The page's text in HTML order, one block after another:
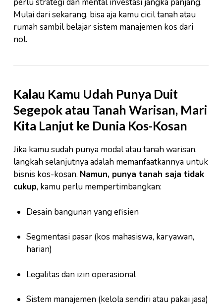
Mulai dari sekarang, bisa aja kamu cicil tanah atau
rumah sambil belajar sistem manajemen kos dari
nol.
Kalau Kamu Udah Punya Duit
Segepok atau Tanah Warisan, Mari
Kita Lanjut ke Dunia Kos-Kosan
Jika kamu sudah punya modal atau tanah warisan,
langkah selanjutnya adalah memanfaatkannya untuk
bisnis kos-kosan. Namun, punya tanah saja tidak
cukup, kamu perlu mempertimbangkan:
Desain bangunan yang efisien
Segmentasi pasar (kos mahasiswa, karyawan,
harian)
Legalitas dan izin operasional
Sistem manajemen (kelola sendiri atau pakai jasa)